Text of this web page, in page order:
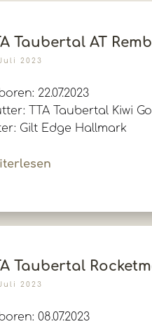
Taubertal AT
2023
22.07.2023
TTA Taubertal Kiwi
Gilt Edge Hallmark
Taubertal
2023
08.07.2023